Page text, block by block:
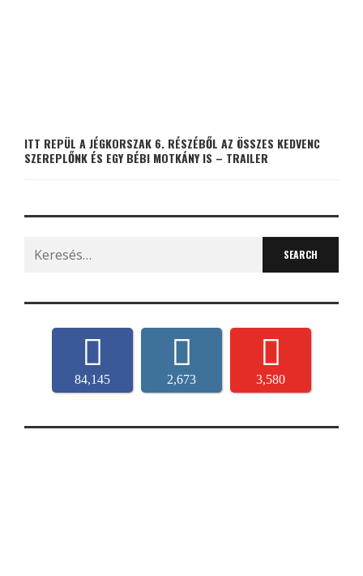
ITT REPÜL A JÉGKORSZAK 6. RÉSZÉBŐL AZ ÖSSZES KEDVENC
SZEREPLŐNK ÉS EGY BÉBI MOTKÁNY IS – TRAILER
Search
for:
84,145 2,673 3,580